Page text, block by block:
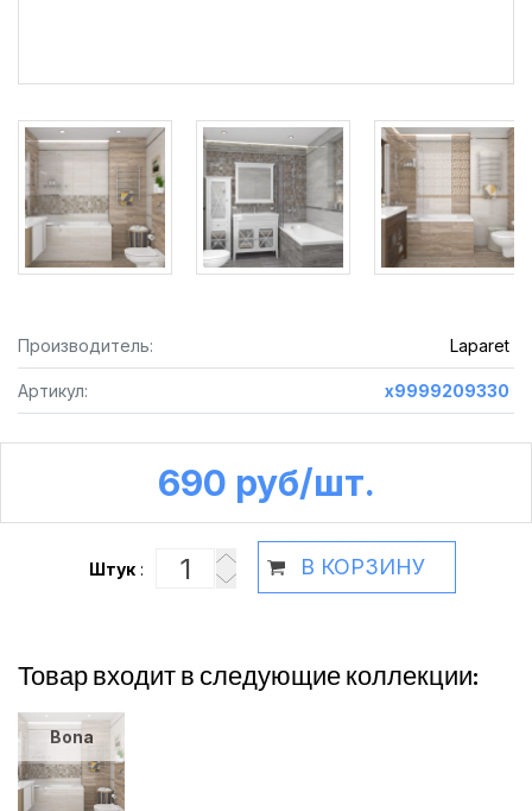
Производитель: Laparet
Артикул: х9999209330
690 руб /шт.
Штук: В КОРЗИНУ
Товар входит в следующие коллекции:
Bona